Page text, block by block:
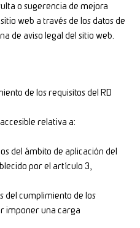
o sugerencia de mejora
web a través de los datos de
de aviso legal del sitio web.
de los requisitos del RD
relativa a:
del ámbito de aplicación del
por el artículo 3,
del cumplimiento de los
imponer una carga